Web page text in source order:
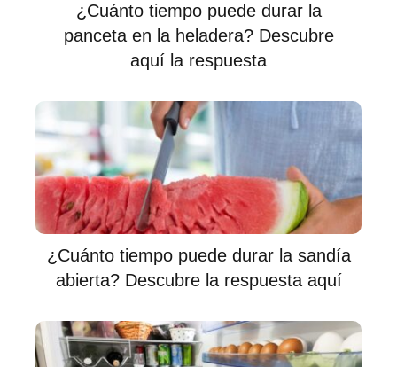
¿Cuánto tiempo puede durar la
panceta en la heladera? Descubre
aquí la respuesta
¿Cuánto tiempo puede durar la sandía
abierta? Descubre la respuesta aquí